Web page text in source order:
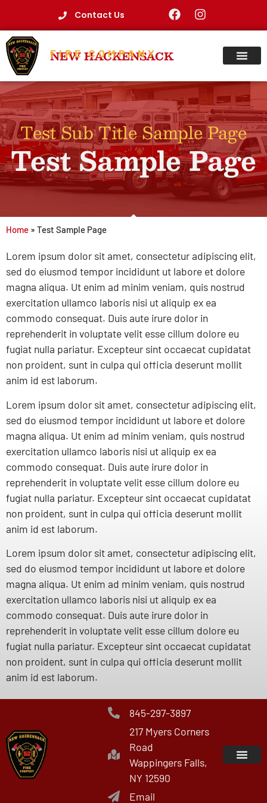
Contact Us
NEW HACKENSACK
FIRE COMPANY
Test Sub Title Sample Page
Test Sample Page
Home » Test Sample Page
Lorem ipsum dolor sit amet, consectetur adipiscing elit,
sed do eiusmod tempor incididunt ut labore et dolore
magna aliqua. Ut enim ad minim veniam, quis nostrud
exercitation ullamco laboris nisi ut aliquip ex ea
commodo consequat. Duis aute irure dolor in
reprehenderit in voluptate velit esse cillum dolore eu
fugiat nulla pariatur. Excepteur sint occaecat cupidatat
non proident, sunt in culpa qui officia deserunt mollit
anim id est laborum.
Lorem ipsum dolor sit amet, consectetur adipiscing elit,
sed do eiusmod tempor incididunt ut labore et dolore
magna aliqua. Ut enim ad minim veniam, quis nostrud
exercitation ullamco laboris nisi ut aliquip ex ea
commodo consequat. Duis aute irure dolor in
reprehenderit in voluptate velit esse cillum dolore eu
fugiat nulla pariatur. Excepteur sint occaecat cupidatat
non proident, sunt in culpa qui officia deserunt mollit
anim id est laborum.
Lorem ipsum dolor sit amet, consectetur adipiscing elit,
sed do eiusmod tempor incididunt ut labore et dolore
magna aliqua. Ut enim ad minim veniam, quis nostrud
exercitation ullamco laboris nisi ut aliquip ex ea
commodo consequat. Duis aute irure dolor in
reprehenderit in voluptate velit esse cillum dolore eu
fugiat nulla pariatur. Excepteur sint occaecat cupidatat
non proident, sunt in culpa qui officia deserunt mollit
anim id est laborum.
845-297-3897
217 Myers Corners
Road
Wappingers Falls,
NY 12590
Email